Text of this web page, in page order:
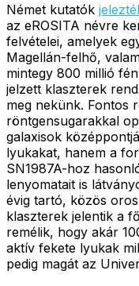
Német kutatók
az eROSITA névre
felvételei, amelyek
Magellán-felhő,
mintegy 800 millió
jelzett klaszterek
meg nekünk. Fontos
röntgensugarakkal
galaxisok
lyukakat, hanem a
SN1987A-hoz
lenyomatait is
évig tartó, közös
klaszterek jelentik a
remélik, hogy akár
aktív fekete lyukak
pedig magát az